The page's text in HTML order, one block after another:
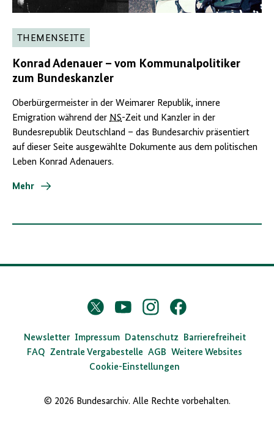
THEMENSEITE
Konrad Adenauer – vom Kommunalpolitiker
zum Bundeskanzler
Oberbürgermeister in der Weimarer Republik, innere
Emigration während der NS-Zeit und Kanzler in der
Bundesrepublik Deutschland – das Bundesarchiv präsentiert
auf dieser Seite ausgewählte Dokumente aus dem politischen
Leben Konrad Adenauers.
Mehr
D
s
B
Twitter
X
YouTubeInstagramFacebook
Newsletter Impressum Datenschutz
Barrierefreiheit
FAQ Zentrale Vergabestelle AGB Weitere Websites
Cookie-Einstellungen
© 2026 Bundesarchiv. Alle Rechte vorbehalten.